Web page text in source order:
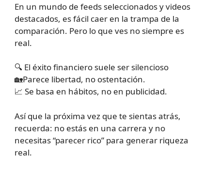
En un mundo de feeds seleccionados y videos
destacados, es fácil caer en la trampa de la
comparación. Pero lo que ves no siempre es
real.
🔍 El éxito financiero suele ser silencioso
🏡Parece libertad, no ostentación.
📈 Se basa en hábitos, no en publicidad.
Así que la próxima vez que te sientas atrás,
recuerda: no estás en una carrera y no
necesitas “parecer rico” para generar riqueza
real.